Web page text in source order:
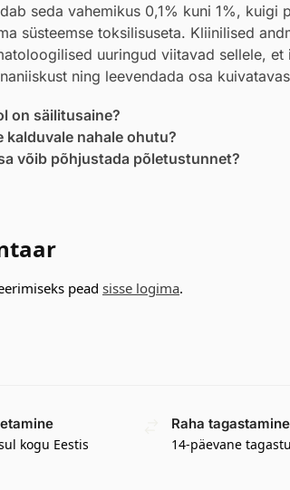
seda vahemikus 0,1% kuni 1%, kuigi
süsteemse toksilisuseta. Kliinilised
uuringud viitavad sellele, et
ning leevendada osa
on säilitusaine?
kalduvale nahale ohutu?
võib põhjustada põletustunnet?
pead sisse logima.
kogu Eestis
Raha tagastamine
14-päevane